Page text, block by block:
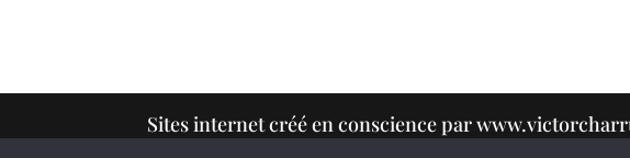
Sites internet créé en conscience par